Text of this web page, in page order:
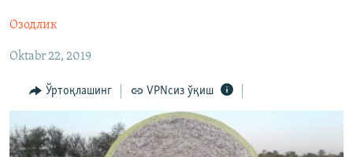
На русском
ИЖТИМОИЙ ТАРМОҚЛАР
Озодлик
Oktabr 22, 2019
Ўртоқлашинг VPNсиз ўқиш